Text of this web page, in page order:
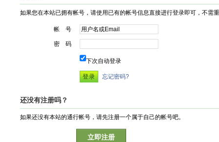
如果您在本站已拥有帐号，请使用已有的帐号信息直接进行登录即可，不需
帐 号
密 码
下次自动登录
忘记密码?
还没有注册吗？
如果还没有本站的通行帐号，请先注册一个属于自己的帐号吧。
立即注册